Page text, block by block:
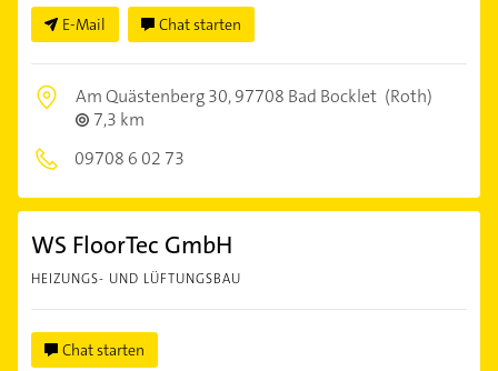
E-Mail Chat starten
Am Quästenberg 30,97708 Bad Bocklet (Roth)
7,3 km
09708 6 02 73
WS FloorTec GmbH
HEIZUNGS- UND LÜFTUNGSBAU
Chat starten